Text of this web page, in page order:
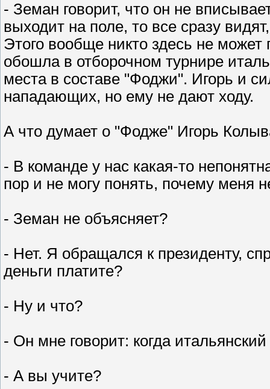
- Земан говорит, что он не
выходит на поле, то все сразу
Этого вообще никто здесь не может
обошла в отборочном турнире
места в составе "Фоджи". Игорь и
нападающих, но ему не дают ходу.
А что думает о "Фодже" Игорь
- В команде у нас какая-то
пор и не могу понять, почему меня
- Земан не объясняет?
- Нет. Я обращался к президенту,
деньги платите?
- Ну и что?
- Он мне говорит: когда
- А вы учите?